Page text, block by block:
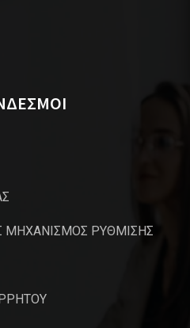
ΜΗΧΑΝΙΣΜΟΣ ΡΥΘΜΙΣΗΣ